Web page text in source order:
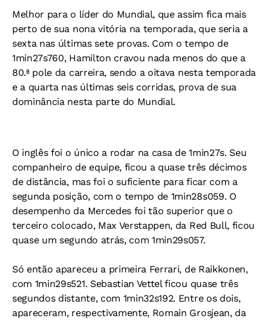
Melhor para o líder do Mundial, que assim fica mais
perto de sua nona vitória na temporada, que seria a
sexta nas últimas sete provas. Com o tempo de
1min27s760, Hamilton cravou nada menos do que a
80.ª pole da carreira, sendo a oitava nesta temporada
e a quarta nas últimas seis corridas, prova de sua
dominância nesta parte do Mundial.
O inglês foi o único a rodar na casa de 1min27s. Seu
companheiro de equipe, ficou a quase três décimos
de distância, mas foi o suficiente para ficar com a
segunda posição, com o tempo de 1min28s059. O
desempenho da Mercedes foi tão superior que o
terceiro colocado, Max Verstappen, da Red Bull, ficou
quase um segundo atrás, com 1min29s057.
Só então apareceu a primeira Ferrari, de Raikkonen,
com 1min29s521. Sebastian Vettel ficou quase três
segundos distante, com 1min32s192. Entre os dois,
apareceram, respectivamente, Romain Grosjean, da